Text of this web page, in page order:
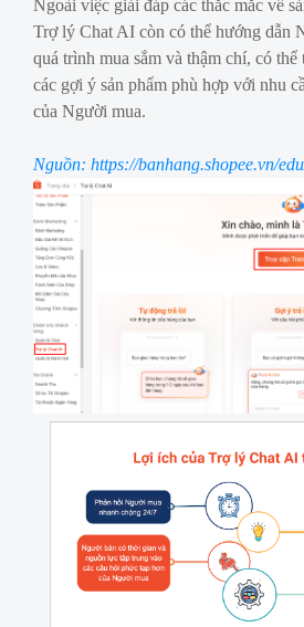
Ngoài việc giải đáp các thắc mắc về
Trợ lý Chat AI còn có thể hướng dẫn
quá trình mua sắm và thậm chí, có thể
các gợi ý sản phẩm phù hợp với nhu
của Người mua.
Nguồn: https://banhang.shopee.vn/